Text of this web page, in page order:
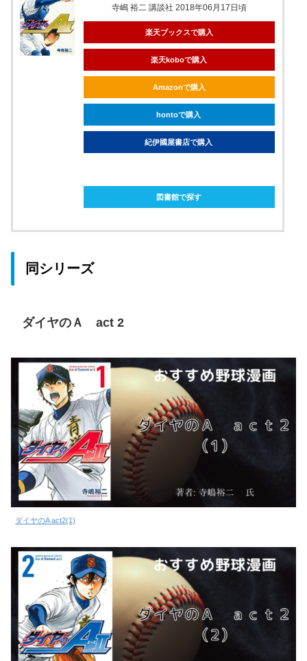
寺嶋 裕二 講談社 2018年06月17日頃
楽天ブックスで購入
楽天koboで購入
Amazonで購入
hontoで購入
紀伊國屋書店で購入
図書館で探す
同シリーズ
ダイヤのＡ act 2
ダイヤのA act2(1)